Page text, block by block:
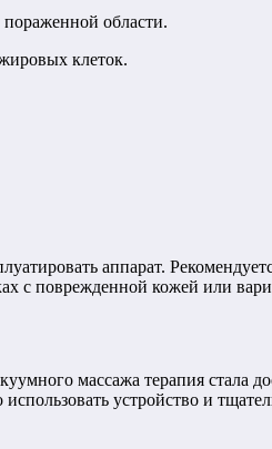
области.
клеток.
аппарат.
с поврежденной кожей или
массажа терапия стала
устройство и